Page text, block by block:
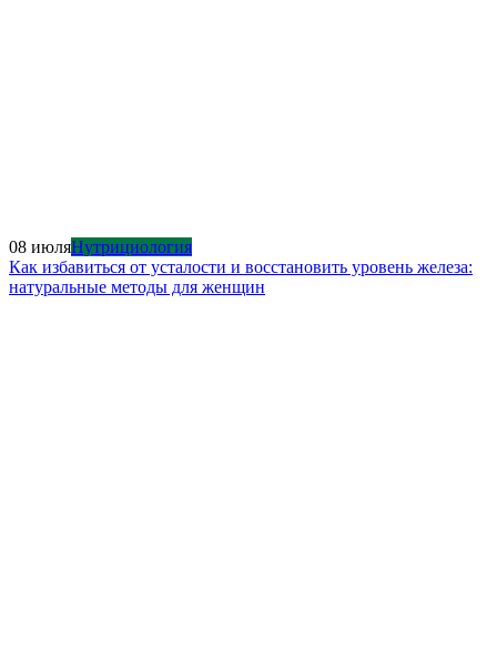
08 июляНутрициология
Как избавиться от усталости и восстановить уровень железа:
натуральные методы для женщин